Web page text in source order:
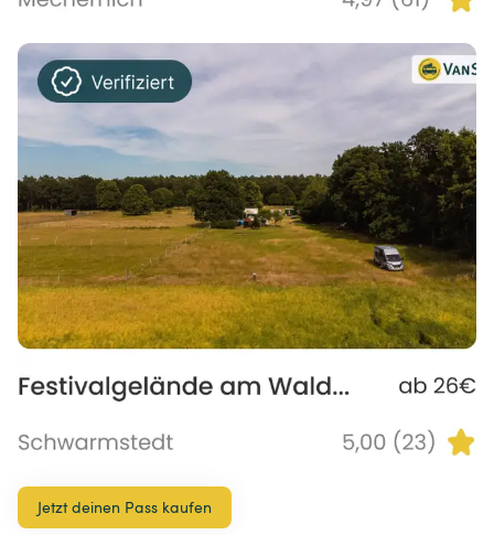
Jetzt deinen Pass kaufen